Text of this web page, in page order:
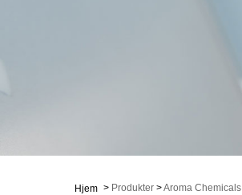
Hjem > Produkter >Aroma Chemicals